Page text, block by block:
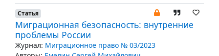
Статья
Миграционная безопасность: внутренние
проблемы России
Журнал: Миграционное право № 03/2023